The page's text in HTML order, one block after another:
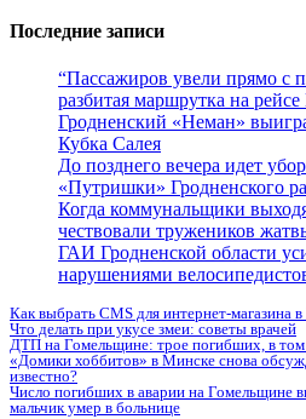
Последние записи
“Пассажиров увели прямо с
разбитая маршрутка на
Гродненский «Неман»
Кубка Салея
До позднего вечера идет
«Путришки» Гродненского
Когда коммунальщики
чествовали тружеников
ГАИ Гродненской области
нарушениями
Как выбрать CMS для интернет-магазина
Что делать при укусе змеи: советы врачей
ДТП на Гомельщине: трое погибших, в том
«Домики хоббитов» в Минске снова
известно?
Число погибших в аварии на Гомельщине
мальчик умер в больнице